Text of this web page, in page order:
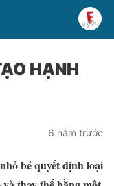
HẠNH
6 năm trước
bé quyết định loại